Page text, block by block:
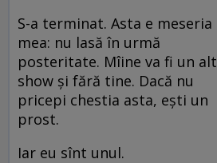
S-a terminat. Asta e meseria
mea: nu lasă în urmă
posteritate. Mîine va fi un alt
show şi fără tine. Dacă nu
pricepi chestia asta, eşti un
prost.
Iar eu sînt unul.